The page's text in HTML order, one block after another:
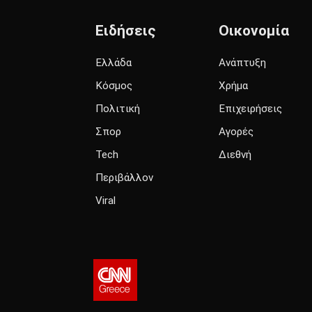
Ειδήσεις
Ελλάδα
Κόσμος
Πολιτική
Σπορ
Tech
Περιβάλλον
Viral
Οικονομία
Ανάπτυξη
Χρήμα
Επιχειρήσεις
Αγορές
Διεθνή